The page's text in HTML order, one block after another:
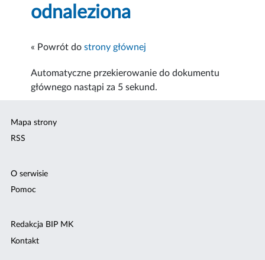
odnaleziona
« Powrót dostrony głównej
Automatyczne przekierowanie do dokumentu
głównego nastąpi za 5 sekund.
Mapa strony
RSS
O serwisie
Pomoc
Redakcja BIP MK
Kontakt